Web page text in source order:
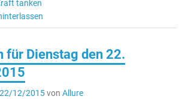
tanken
für Dienstag den 22.
22/12/2015von Allure